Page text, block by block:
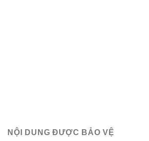
NỘI DUNG ĐƯỢC BẢO VỆ